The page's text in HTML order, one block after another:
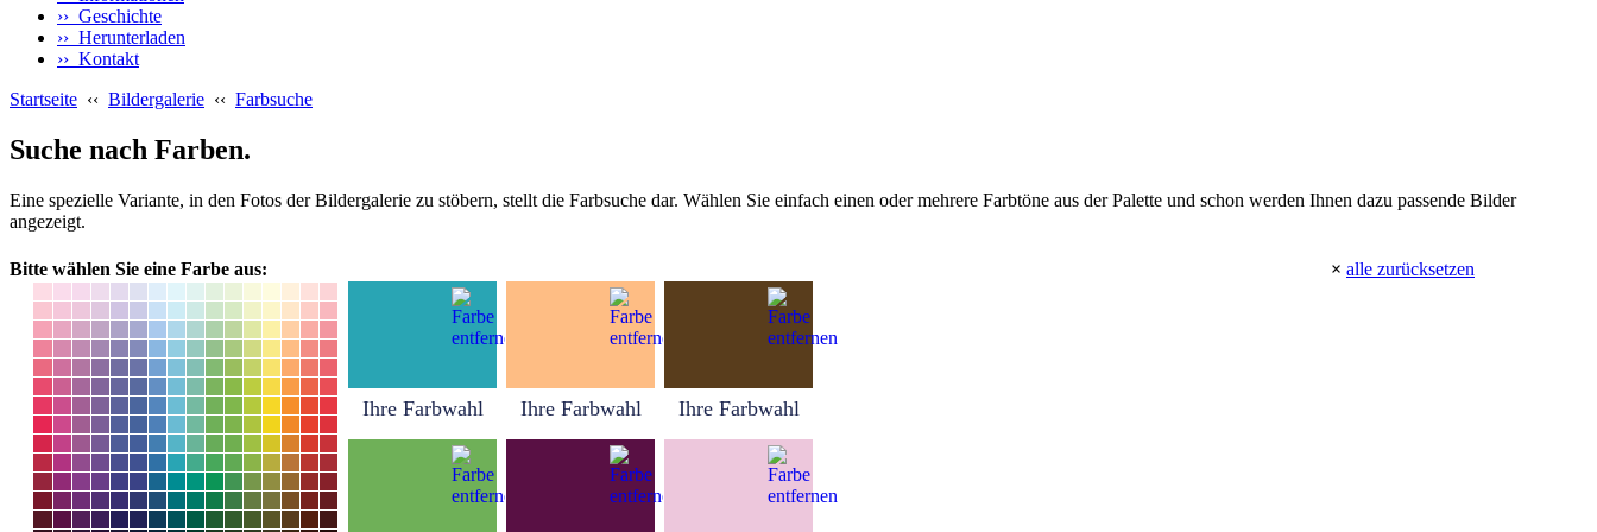
›› Geschichte
›› Herunterladen
›› Kontakt
Startseite ‹‹ Bildergalerie ‹‹ Farbsuche
Suche nach Farben.
Eine spezielle Variante, in den Fotos der Bildergalerie zu stöbern, stellt die Farbsuche dar. Wählen Sie einfach einen oder mehrere Farbtöne aus der Palette und schon werden Ihnen dazu passende Bilder
angezeigt.
× alle zurücksetzen
Bitte wählen Sie eine Farbe aus:
Ihre Farbwahl Ihre Farbwahl Ihre Farbwahl